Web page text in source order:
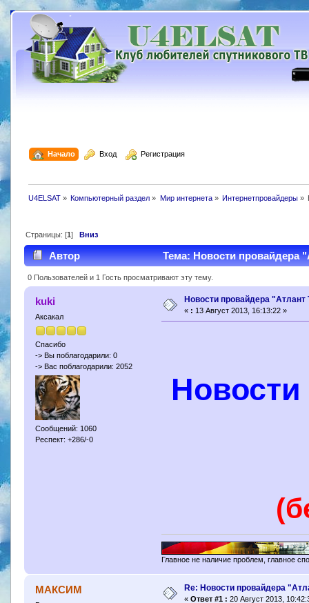
Начало Вход Регистрация
U4ELSAT» Компьютерный раздел » Мир интернета» Интернетпровайдеры»
Страницы: [1] Вниз
Автор Тема: Новости провайдера
0 Пользователей и 1 Гость просматривают эту тему.
kuki
Аксакал
Спасибо
-> Вы поблагодарили: 0
-> Вас поблагодарили: 2052
Сообщений: 1060
Респект: +286/-0
Новости провайдера "Атлант
« : 13 Август 2013, 16:13:22 »
Главное не наличие проблем, главное
МАКСИМ Re: Новости провайдера
« Ответ #1 : 20 Август 2013,